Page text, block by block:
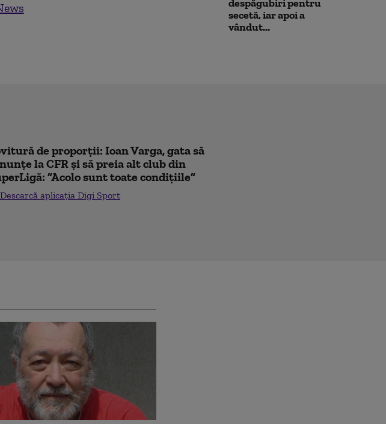
despăgubiri pentru
secetă, iar apoi a
vândut...
de proporții: Ioan Varga, gata să
la CFR și să preia alt club din
”Acolo sunt toate condițiile”
Descarcă aplicația Digi Sport